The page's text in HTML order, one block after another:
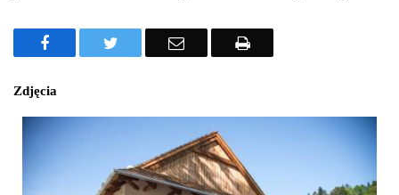
FacebookTwitter Email Drukuj
Zdjęcia